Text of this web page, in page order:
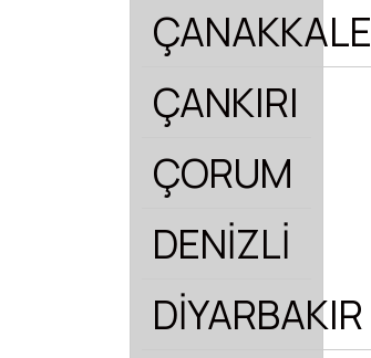
ÇANAKKALE
ÇANKIRI
ÇORUM
DENİZLİ
DİYARBAKIR